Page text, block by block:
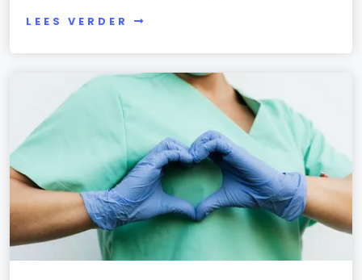
LEES VERDER